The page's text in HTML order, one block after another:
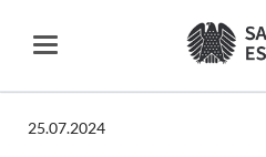
25.07.2024